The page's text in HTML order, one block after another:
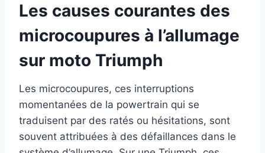
Les causes courantes des
microcoupures à l’allumage
sur moto Triumph
Les microcoupures, ces interruptions
momentanées de la powertrain qui se
traduisent par des ratés ou hésitations, sont
souvent attribuées à des défaillances dans le